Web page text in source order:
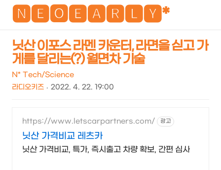
🅽🅴🅾🅴🅰🆁🅻🆈*
닛산 이포스 라멘 카운터, 라면을 싣고 가
게를 달리는(?) 월면차 기술
N* Tech/Science
라디오키즈
2022. 4. 22. 19:00
https://www.letscarpartners.com/ 광고
닛산 가격비교 레츠카
닛산 가격비교, 특가, 즉시출고 차량 확보, 간편 심사